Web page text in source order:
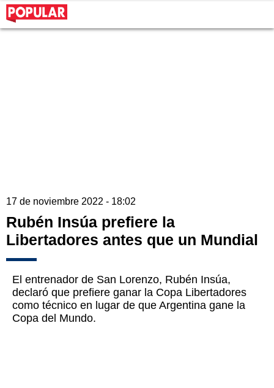
17 de noviembre 2022 - 18:02
Rubén Insúa prefiere la
Libertadores antes que un Mundial
El entrenador de San Lorenzo, Rubén Insúa,
declaró que prefiere ganar la Copa Libertadores
como técnico en lugar de que Argentina gane la
Copa del Mundo.